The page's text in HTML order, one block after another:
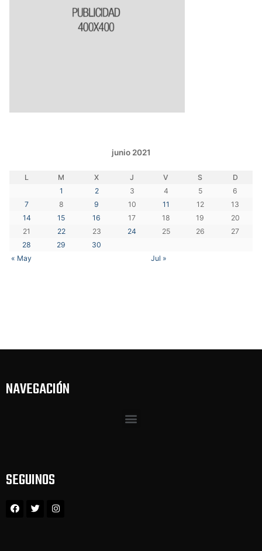
junio 2021
L M X J V S D
« May Jul »
1 2 3 4 5
6
7
8 9 10 11 12
13
14
15 16 17 18 19
20
21
22 23 24 25 26
27
28
29 30
NAVEGACIÓN
SEGUINOS